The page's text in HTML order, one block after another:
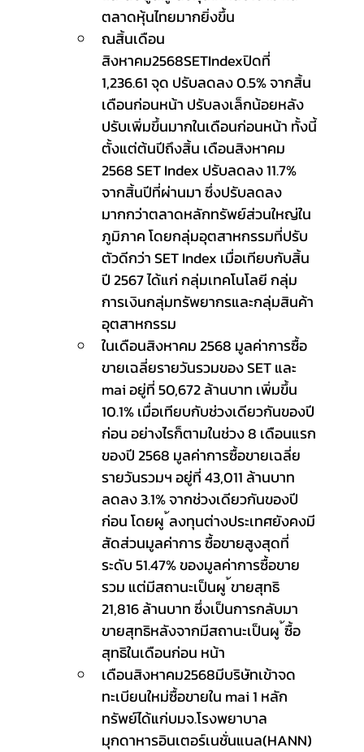
ตลาดหุ้นไทยมากยิ่งขึ้น
ณสิ้นเดือน
สิงหาคม2568SETIndexปิดที่
1,236.61 จุด ปรับลดลง 0.5% จากสิ้น
เดือนก่อนหน้า ปรับลงเล็กน้อยหลัง
ปรับเพิ่มขึ้นมากในเดือนก่อนหน้า ทั้งนี้
ตั้งแต่ต้นปีถึงสิ้น เดือนสิงหาคม
2568 SET Index ปรับลดลง 11.7%
จากสิ้นปีที่ผ่านมา ซึ่งปรับลดลง
มากกว่าตลาดหลักทรัพย์ส่วนใหญ่ใน
ภูมิภาค โดยกลุ่มอุตสาหกรรมที่ปรับ
ตัวดีกว่า SET Index เมื่อเทียบกับสิ้น
ปี 2567 ได้แก่ กลุ่มเทคโนโลยี กลุ่ม
การเงินกลุ่มทรัพยากรและกลุ่มสินค้า
อุตสาหกรรม
ในเดือนสิงหาคม 2568 มูลค่าการซื้อ
ขายเฉลี่ยรายวันรวมของ SET และ
mai อยู่ที่ 50,672 ล้านบาท เพิ่มขึ้น
10.1% เมื่อเทียบกับช่วงเดียวกันของปี
ก่อน อย่างไรก็ตามในช่วง 8 เดือนแรก
ของปี 2568 มูลค่าการซื้อขายเฉลี่ย
รายวันรวมฯ อยู่ที่ 43,011 ล้านบาท
ลดลง 3.1% จากช่วงเดียวกันของปี
ก่อน โดยผู ้ลงทุนต่างประเทศยังคงมี
สัดส่วนมูลค่าการ ซื้อขายสูงสุดที่
ระดับ 51.47% ของมูลค่าการซื้อขาย
รวม แต่มีสถานะเป็นผู ้ขายสุทธิ
21,816 ล้านบาท ซึ่งเป็นการกลับมา
ขายสุทธิหลังจากมีสถานะเป็นผู ้ซื้อ
สุทธิในเดือนก่อน หน้า
เดือนสิงหาคม2568มีบริษัทเข้าจด
ทะเบียนใหม่ซื้อขายใน mai 1 หลัก
ทรัพย์ได้แก่บมจ.โรงพยาบาล
มุกดาหารอินเตอร์เนชั่นแนล(HANN)